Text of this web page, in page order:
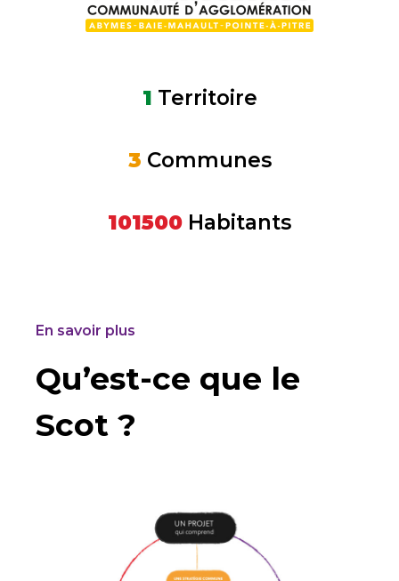
1 Territoire
3 Communes
101500 Habitants
En savoir plus
Qu’est-ce que le
Scot ?